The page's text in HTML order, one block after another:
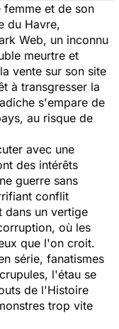
femme et de son
du Havre,
Web, un inconnu
meurtre et
vente sur son site
à transgresser la
s'empare de
au risque de
avec une
des intérêts
guerre sans
conflit
dans un vertige
où les
que l'on croit.
série, fanatismes
l'étau se
de l'Histoire
trop vite